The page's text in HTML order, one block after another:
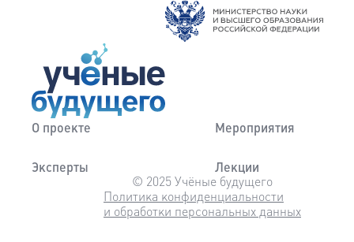
О проекте Мероприятия
Эксперты Лекции
© 2025 Учёные будущего
Политика конфиденциальности
и обработки персональных данных